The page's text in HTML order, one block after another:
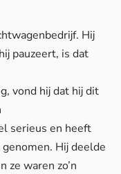
Hij
pauzeert, is dat
vond hij dat hij dit
serieus en heeft
genomen. Hij deelde
ze waren zo’n